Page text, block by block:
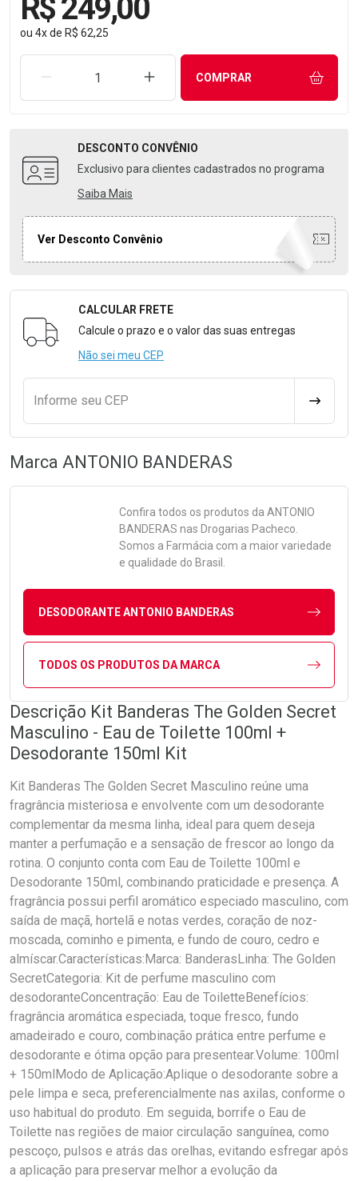
R$ 249,00
ou 4xde R$ 62,25
REMOVER UMA UNIDADEAUMENTAR UMA UNIDADE
COMPRAR
DESCONTO CONVÊNIO
Exclusivo para clientes cadastrados no programa
Saiba Mais
Ver Desconto Convênio
Formulário para Calcular o Frete
CALCULAR FRETE
Calcule o prazo e o valor das suas entregas
Não sei meu CEP
Informe seu CEP
Marca ANTONIO BANDERAS
Confira todos os produtos da ANTONIO
BANDERAS nas Drogarias Pacheco.
Somos a Farmácia com a maior variedade
e qualidade do Brasil.
DESODORANTE ANTONIO BANDERAS
TODOS OS PRODUTOS DA MARCA
Descrição Kit Banderas The Golden Secret
Masculino - Eau de Toilette 100ml +
Desodorante 150ml Kit
Kit Banderas The Golden Secret Masculino reúne uma
fragrância misteriosa e envolvente com um desodorante
complementar da mesma linha, ideal para quem deseja
manter a perfumação e a sensação de frescor ao longo da
rotina. O conjunto conta com Eau de Toilette 100ml e
Desodorante 150ml, combinando praticidade e presença. A
fragrância possui perfil aromático especiado masculino, com
saída de maçã, hortelã e notas verdes, coração de noz-
moscada, cominho e pimenta, e fundo de couro, cedro e
almíscar.Características:Marca: BanderasLinha: The Golden
SecretCategoria: Kit de perfume masculino com
desodoranteConcentração: Eau de ToiletteBenefícios:
fragrância aromática especiada, toque fresco, fundo
amadeirado e couro, combinação prática entre perfume e
desodorante e ótima opção para presentear.Volume: 100ml
+ 150mlModo de Aplicação:Aplique o desodorante sobre a
pele limpa e seca, preferencialmente nas axilas, conforme o
uso habitual do produto. Em seguida, borrife o Eau de
Toilette nas regiões de maior circulação sanguínea, como
pescoço, pulsos e atrás das orelhas, evitando esfregar após
a aplicação para preservar melhor a evolução da